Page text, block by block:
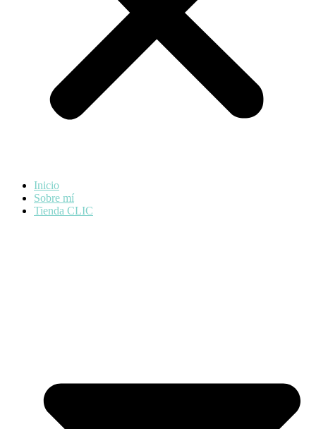
Inicio
Sobre mí
Tienda CLIC